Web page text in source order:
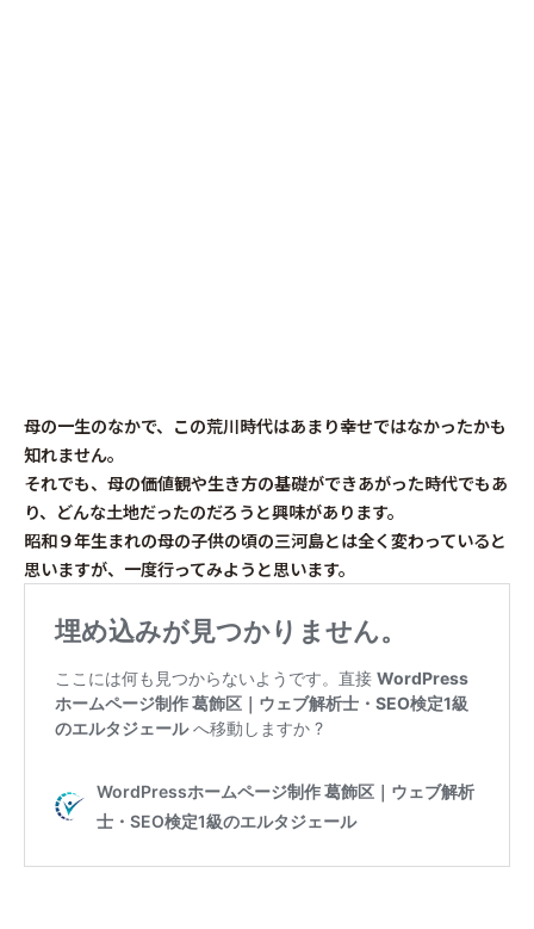
母の一生のなかで、この荒川時代はあまり幸せではなかったかも
知れません。
それでも、母の価値観や生き方の基礎ができあがった時代でもあ
り、どんな土地だったのだろうと興味があります。
昭和９年生まれの母の子供の頃の三河島とは全く変わっていると
思いますが、一度行ってみようと思います。